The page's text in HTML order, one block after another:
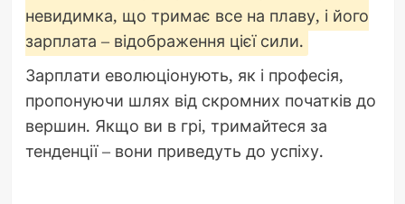
невидимка, що тримає все на плаву, і його
зарплата – відображення цієї сили.
Зарплати еволюціонують, як і професія,
пропонуючи шлях від скромних початків до
вершин. Якщо ви в грі, тримайтеся за
тенденції – вони приведуть до успіху.